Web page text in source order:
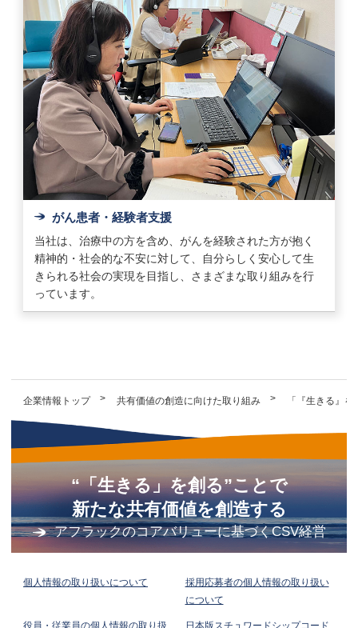
がん患者・経験者支援
当社は、治療中の方を含め、がんを経験された方が抱く
精神的・社会的な不安に対して、自分らしく安心して生
きられる社会の実現を目指し、さまざまな取り組みを行
っています。
企業情報トップ 共有価値の創造に向けた取り組み 「『生きる』
“「生きる」を創る”ことで
新たな共有価値を創造する
アフラックのコアバリューに基づくCSV経営
個人情報の取り扱いについて
採用応募者の個人情報の取り扱い
について